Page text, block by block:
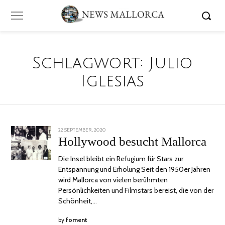
Schlagwort: Julio
Iglesias
POSTED
ON
22 SEPTEMBER, 2020
SEPTEMBER,
2020
Hollywood besucht Mallorca
Die Insel bleibt ein Refugium für Stars zur
Entspannung und Erholung Seit den 1950er Jahren
wird Mallorca von vielen berühmten
Persönlichkeiten und Filmstars bereist, die von der
Schönheit,…
byfoment